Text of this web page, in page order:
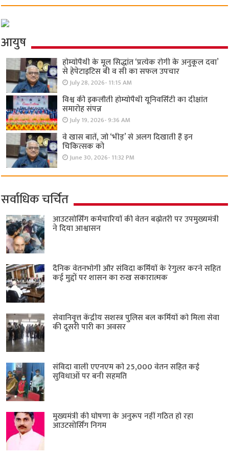
आयुष
होम्योपैथी के मूल सिद्धांत ‘प्रत्येक रोगी केे अनुकूल दवा’
से हेपेटाइटिस बी व सी का सफल उपचार
July 28, 2026- 11:15 AM
विश्व की इकलौती होम्योपैथी यूनिवर्सिटी का दीक्षांत
समारोह संपन्न
July 19, 2026- 9:36 AM
वे खास बातें, जो ‘भीड़’ से अलग दिखाती हैं इन
चिकित्सक को
June 30, 2026- 11:32 PM
सर्वाधिक चर्चित
आउटसोर्सिंग कर्मचारियों की वेतन बढ़ोतरी पर उपमुख्यमंत्री
ने दिया आश्वासन
दैनिक वेतनभोगी और संविदा कर्मियों के रेगुलर करने सहित
कई मुद्दों पर शासन का रुख सकारात्मक
सेवानिवृत्त केंद्रीय सशस्त्र पुलिस बल ​कर्मियों को मिला सेवा
की दूसरी पारी का अवसर
संविदा वाली एएनएम को 25,000 वेतन सहित कई
सुविधाओं पर बनी सहमति
मुख्यमंत्री की घोषणा के अनुरूप नहीं गठित हो रहा
आउटसोर्सिंग निगम